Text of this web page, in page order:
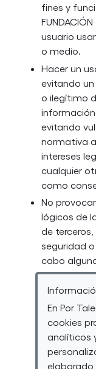
En Por
cookies
analíticos
fines y
usuario
o medio.
Hacer un
evitando
o ilegítimo
evitando
normativa
intereses
cualquier
como
No
lógicos de
de
seguridad
cabo
saturación
atacando
medidas